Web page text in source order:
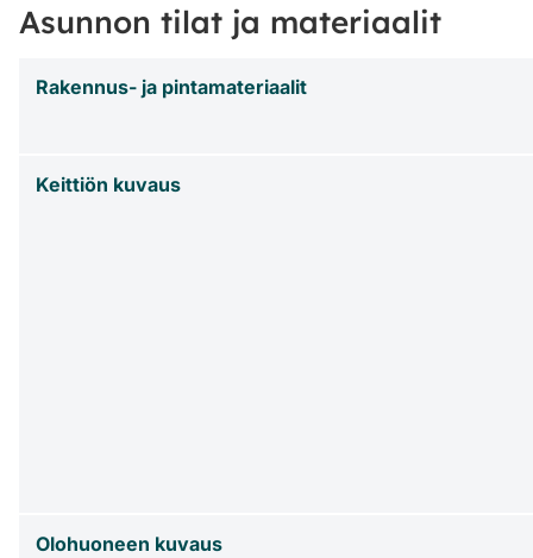
Asunnon tilat ja materiaalit
Rakennus- ja pintamateriaalit
Keittiön kuvaus
Olohuoneen kuvaus